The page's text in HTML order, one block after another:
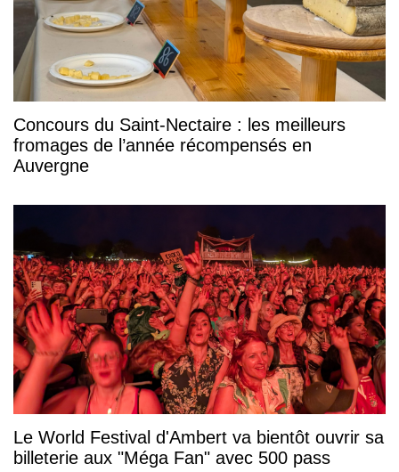
Concours du Saint-Nectaire : les meilleurs
fromages de l’année récompensés en
Auvergne
Le World Festival d'Ambert va bientôt ouvrir sa
billeterie aux "Méga Fan" avec 500 pass